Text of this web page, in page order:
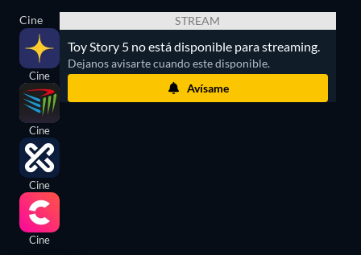
Cine
Cine
Cine
Cine
Cine
STREAM
Toy Story 5 no está disponible para streaming.
Dejanos avisarte cuando este disponible.
Avísame